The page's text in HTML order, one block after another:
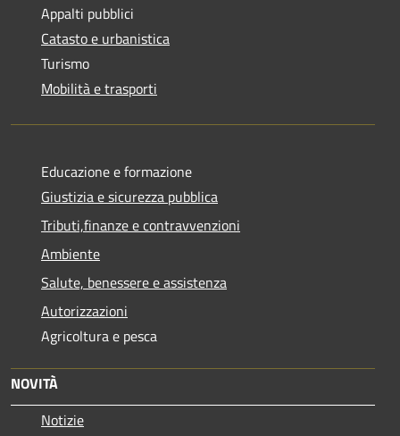
Appalti pubblici
Catasto e urbanistica
Turismo
Mobilità e trasporti
Educazione e formazione
Giustizia e sicurezza pubblica
Tributi,finanze e contravvenzioni
Ambiente
Salute, benessere e assistenza
Autorizzazioni
Agricoltura e pesca
NOVITÀ
Notizie